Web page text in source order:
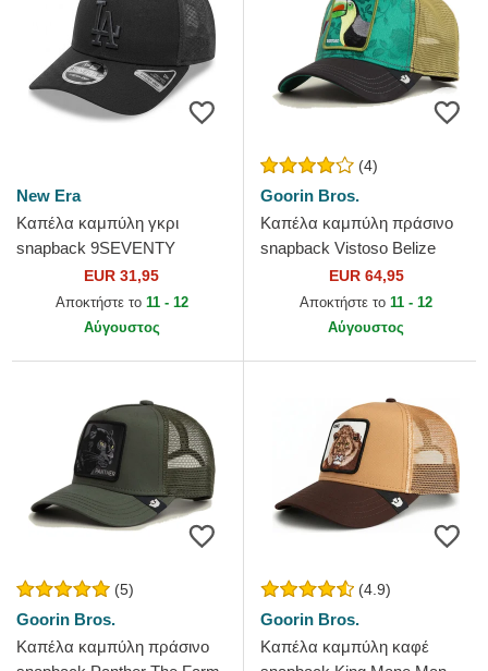
New Era
Καπέλα καμπύλη γκρι
snapback 9SEVENTY
Stretch Snap Color Pack από
Los Angeles Dodgers MLB
από New...
EUR 31,95
Αποκτήστε το 11 - 12
Αύγουστος
(4)
Goorin Bros.
Καπέλα καμπύλη πράσινο
snapback Vistoso Belize
Toucan The Farm Goorin
EUR 64,95
Αποκτήστε το 11 - 12
Αύγουστος
(5)
Goorin Bros.
Καπέλα καμπύλη πράσινο
(4.9)
Goorin Bros.
Καπέλα καμπύλη καφέ